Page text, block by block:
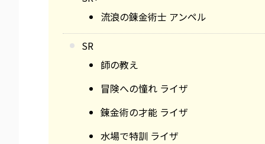
流浪の錬金術士 アンペル
SR
師の教え
冒険への憧れ ライザ
錬金術の才能 ライザ
水場で特訓 ライザ